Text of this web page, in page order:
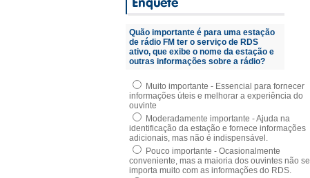
Quão importante é para uma estação
de rádio FM ter o serviço de RDS
ativo, que exibe o nome da estação e
outras informações sobre a rádio?
Muito importante - Essencial para fornecer
informações úteis e melhorar a experiência do
ouvinte
Moderadamente importante - Ajuda na
identificação da estação e fornece informações
adicionais, mas não é indispensável.
Pouco importante - Ocasionalmente
conveniente, mas a maioria dos ouvintes não se
importa muito com as informações do RDS.